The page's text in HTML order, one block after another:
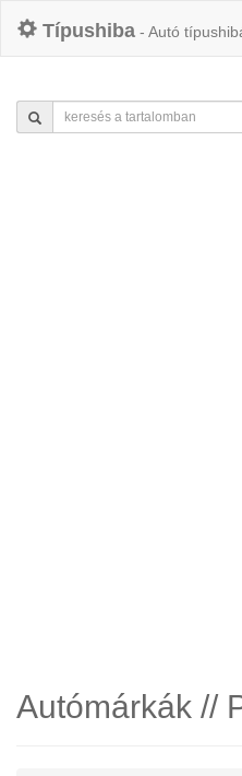
Típushiba - Autó
Autómárkák //